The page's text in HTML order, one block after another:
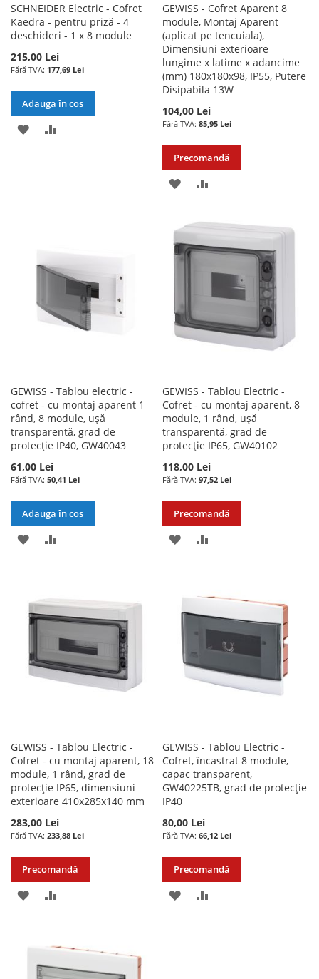
SCHNEIDER Electric - Cofret
Kaedra - pentru priză - 4
deschideri - 1 x 8 module
215,00 Lei
177,69 Lei
Adauga în cos
ADAUGATI
GEWISS - Cofret Aparent 8
module, Montaj Aparent
(aplicat pe tencuiala),
Dimensiuni exterioare
lungime x latime x adancime
(mm) 180x180x98, IP55, Putere
Disipabila 13W
104,00 Lei
85,95 Lei
Precomandă
ADAUGATI
LISTA
DE
GEWISS - Tablou electric -
cofret - cu montaj aparent 1
rând, 8 module, ușă
transparentă, grad de
protecție IP40, GW40043
61,00 Lei
50,41 Lei
Adauga în cos
ADAUGATI
DE
DORINTE
GEWISS - Tablou Electric -
Cofret - cu montaj aparent, 8
module, 1 rând, ușă
transparentă, grad de
protecție IP65, GW40102
118,00 Lei
97,52 Lei
Precomandă
ADAUGATI
DE
DORINTE
GEWISS - Tablou Electric -
Cofret - cu montaj aparent, 18
module, 1 rând, grad de
protecție IP65, dimensiuni
exterioare 410x285x140 mm
283,00 Lei
233,88 Lei
Precomandă
ADAUGATI
LISTA
DE
COMPARARE
GEWISS - Tablou Electric -
Cofret, încastrat 8 module,
capac transparent,
GW40225TB, grad de protecție
IP40
80,00 Lei
66,12 Lei
Precomandă
ADAUGATI